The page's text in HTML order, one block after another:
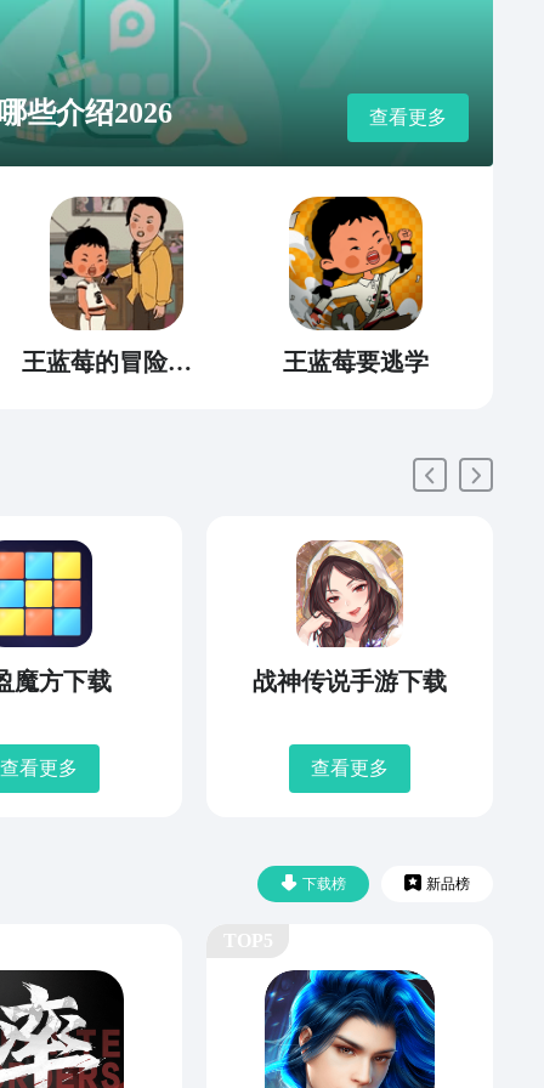
些介绍2026 查看更多
王蓝莓的冒险生活 王蓝莓要逃学
魔方下载
查看更多
战神传说手游下载
查看更多
下载榜 新品榜